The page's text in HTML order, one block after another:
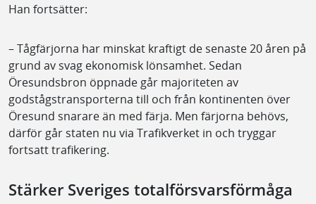
Han fortsätter:
– Tågfärjorna har minskat kraftigt de senaste 20 åren på
grund av svag ekonomisk lönsamhet. Sedan
Öresundsbron öppnade går majoriteten av
godstågstransporterna till och från kontinenten över
Öresund snarare än med färja. Men färjorna behövs,
därför går staten nu via Trafikverket in och tryggar
fortsatt trafikering.
Stärker Sveriges totalförsvarsförmåga